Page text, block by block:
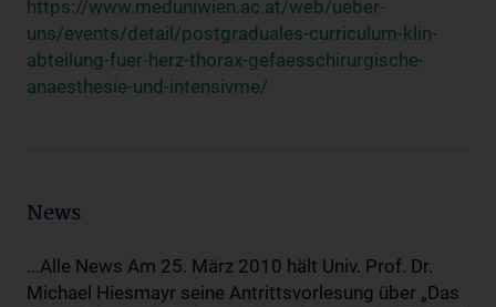
https://www.meduniwien.ac.at/web/ueber-
uns/events/detail/postgraduales-curriculum-klin-
abteilung-fuer-herz-thorax-gefaesschirurgische-
anaesthesie-und-intensivme/
News
...Alle News Am 25. März 2010 hält Univ. Prof. Dr.
Michael Hiesmayr seine Antrittsvorlesung über „Das